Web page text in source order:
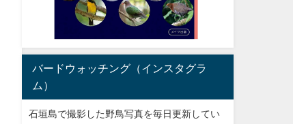
バードウォッチング（インスタグラ
ム）
石垣島で撮影した野鳥写真を毎日更新してい